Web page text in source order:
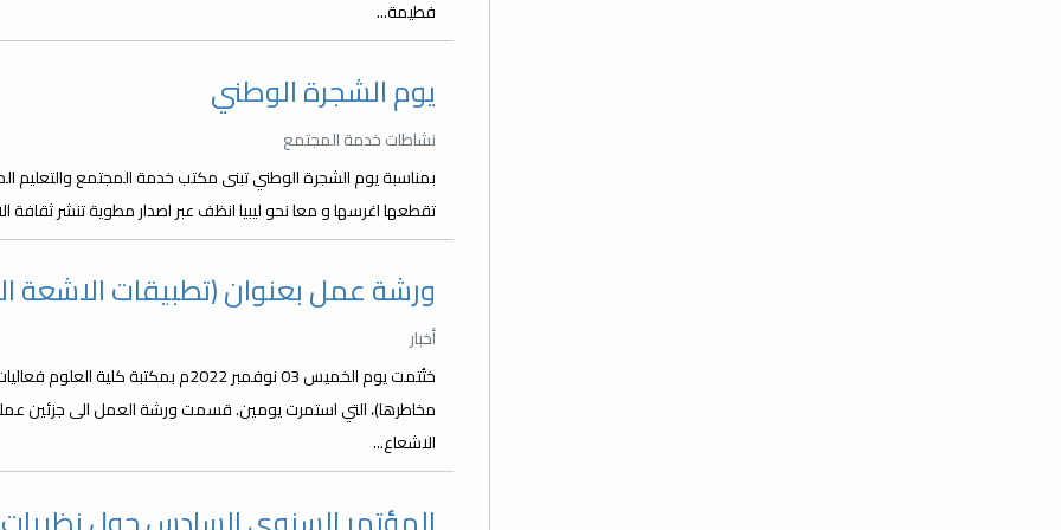
فطيمة...
يوم الشجرة الوطني
نشاطات خدمة المجتمع
بمناسبة يوم الشجرة الوطني تبنى مكتب خدمة المجتمع والتعليم
تقطعها اغرسها و معا نحو ليبيا انظف عبر اصدار مطوية تنشر ثقافة
ورشة عمل بعنوان (تطبيقات الاشعة
أخبار
ختُتمت يوم الخميس 03 نوفمبر 2022م
مخاطرها)، التي استمرت يومين. قسمت ورشة العمل الى جزئين
الاشعاع...